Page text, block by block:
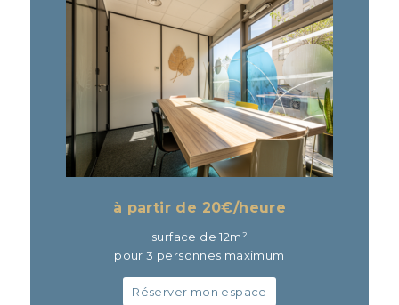
à partir de 20€/heure
surface de 12m²
pour 3 personnes maximum
Réserver mon espace